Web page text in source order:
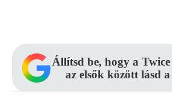
Állítsd be, hogy a
az elsők között lásd